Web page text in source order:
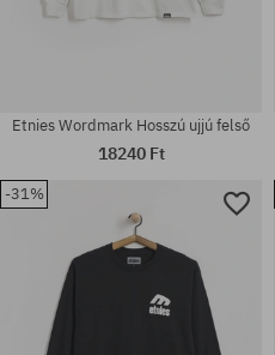
Etnies Wordmark Hosszú ujjú felső
18240 Ft
-31%